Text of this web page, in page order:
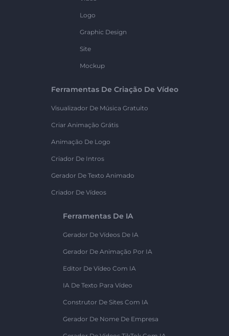
Logo
Graphic Design
Site
Mockup
Ferramentas De Criação De Vídeo
Visualizador De Música Gratuito
Criar Animação Grátis
Animação De Logo
Criador De Intros
Gerador De Texto Animado
Criador De Vídeos
Ferramentas De IA
Gerador De Vídeos De IA
Gerador De Animação Por IA
Editor De Vídeo Com IA
IA De Texto Para Vídeo
Construtor De Sites Com IA
Gerador De Nome De Empresa